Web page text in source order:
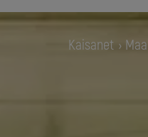
Kaisanet ›